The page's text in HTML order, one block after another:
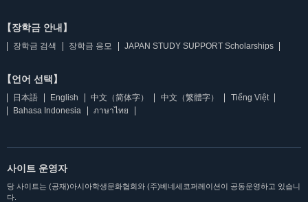
【장학금 안내】
장학금 검색 장학금 응모 JAPAN STUDY SUPPORT Scholarships
【언어 선택】
日本語 English 中文（简体字） 中文（繁體字）
Tiếng Việt
Bahasa Indonesia
ภาษาไทย
사이트 운영자
당 사이트는 (공재)아시아학생문화협회와 (주)베네세코퍼레이션이 공동운영하고 있습니
다.